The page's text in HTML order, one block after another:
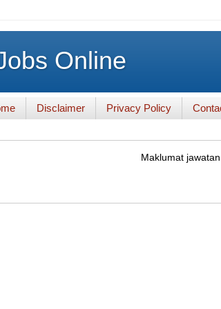
Online
Disclaimer Privacy Policy
Maklumat